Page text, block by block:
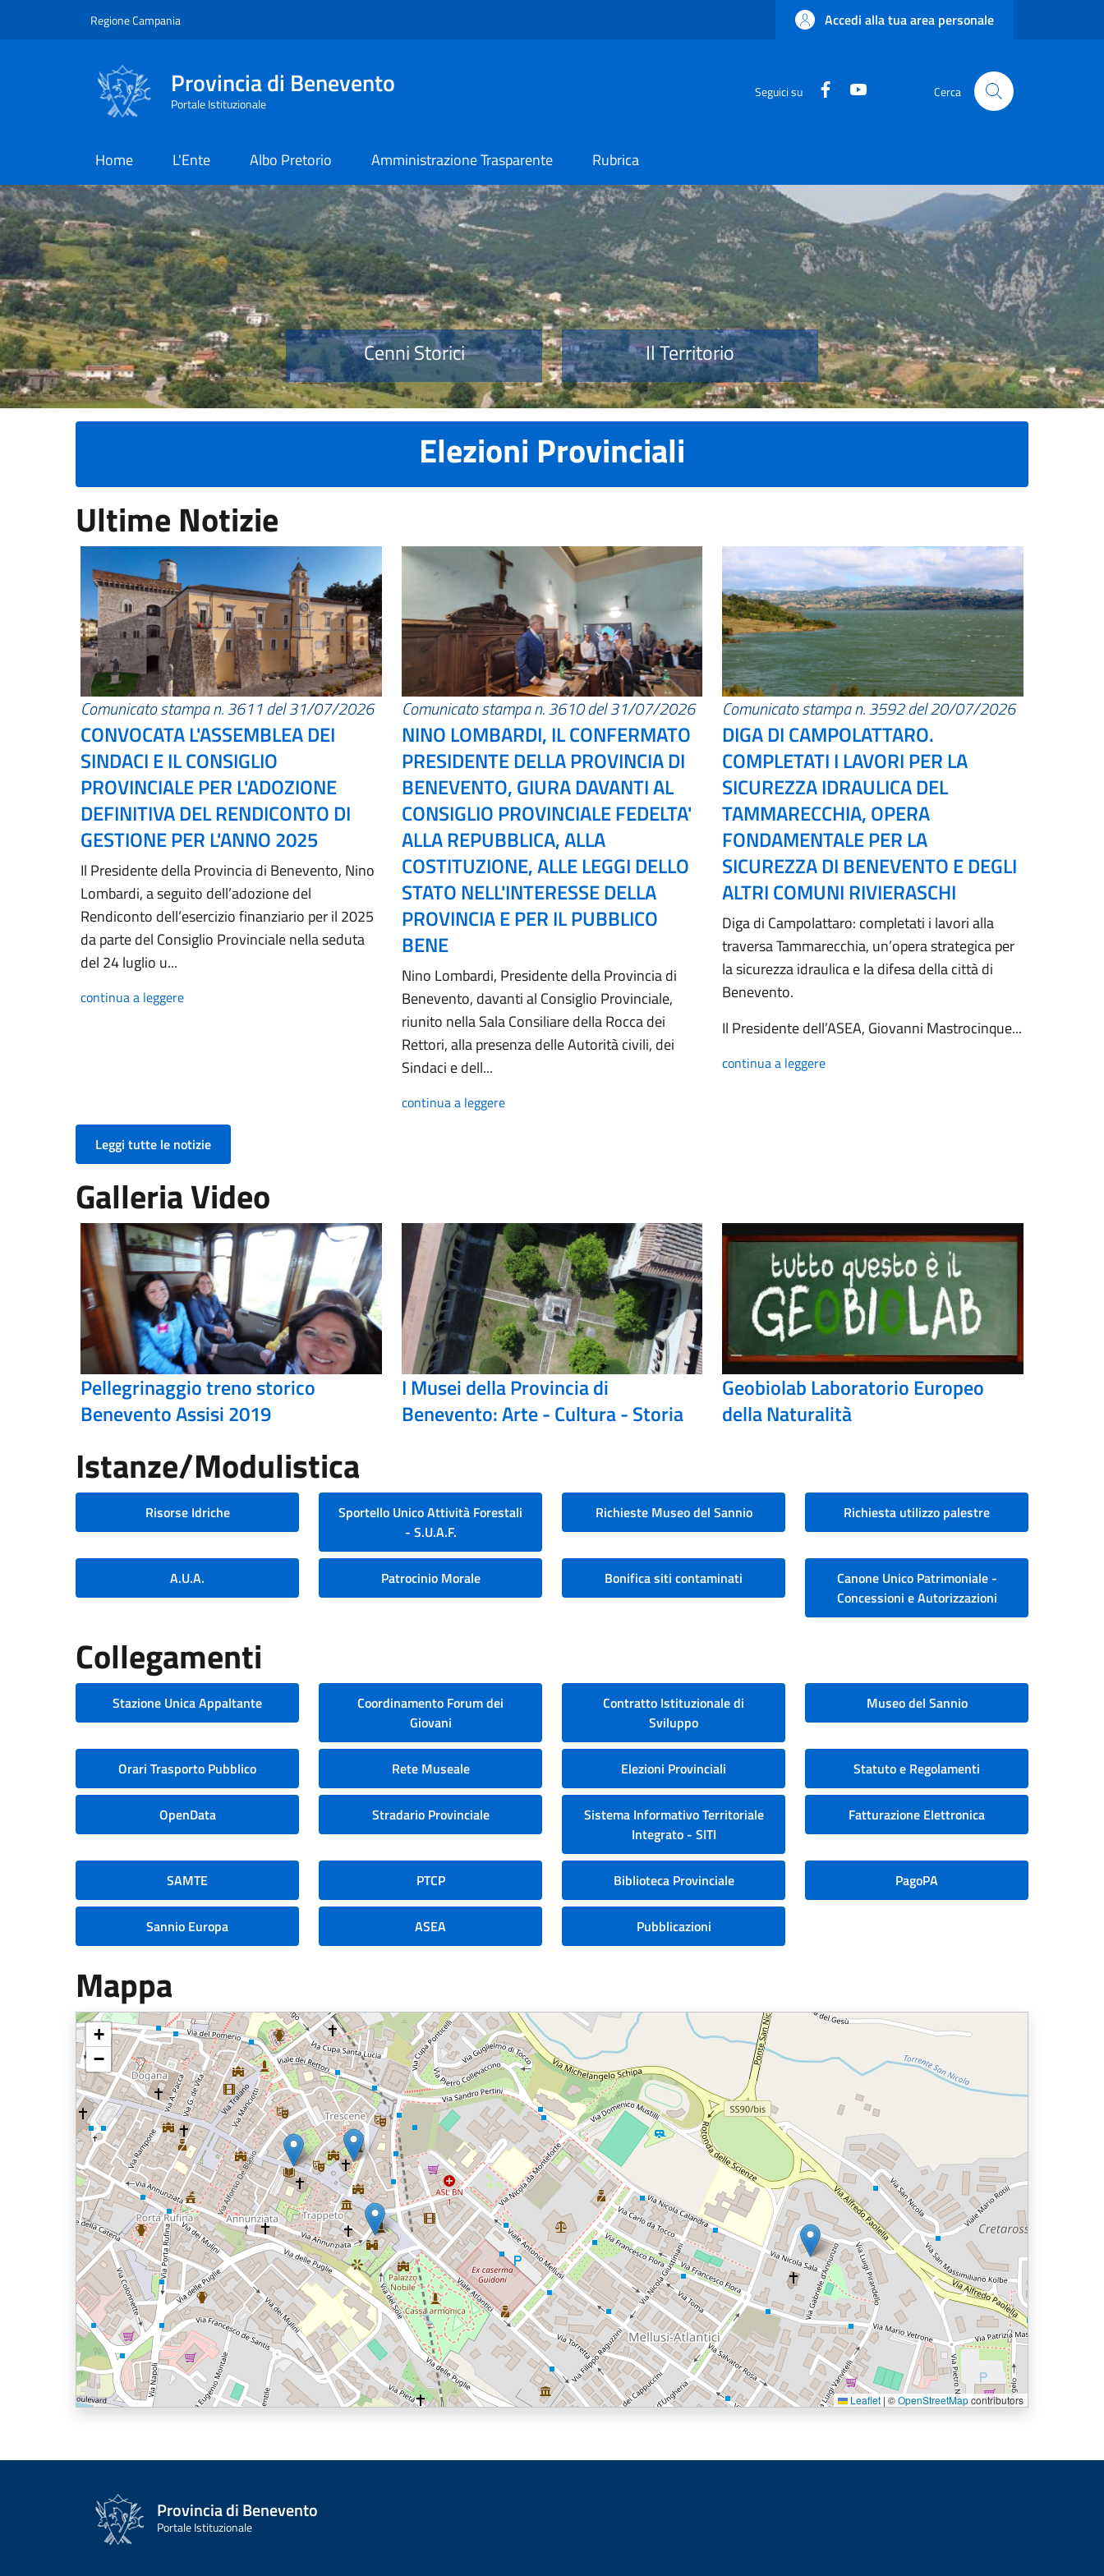
Regione Campania Accedi alla tua area personale
Provincia di Benevento
Portale Istituzionale
Seguici su Facebook Cerca
Home L'Ente Albo Pretorio Amministrazione Trasparente Rubrica
Provincia di Benevento
Cenni Storici Il Territorio
Elezioni Provinciali
Ultime Notizie
Comunicato stampa n. 3611 del 31/07/2026
CONVOCATA L'ASSEMBLEA DEI
SINDACI E IL CONSIGLIO
PROVINCIALE PER L'ADOZIONE
DEFINITIVA DEL RENDICONTO DI
GESTIONE PER L'ANNO 2025
Il Presidente della Provincia di Benevento, Nino
Lombardi, a seguito dell’adozione del
Rendiconto dell’esercizio finanziario per il 2025
da parte del Consiglio Provinciale nella seduta
del 24 luglio u...
continua a leggere
Comunicato stampa n. 3610 del 31/07/2026
NINO LOMBARDI, IL CONFERMATO
PRESIDENTE DELLA PROVINCIA DI
BENEVENTO, GIURA DAVANTI AL
CONSIGLIO PROVINCIALE FEDELTA'
ALLA REPUBBLICA, ALLA
COSTITUZIONE, ALLE LEGGI DELLO
STATO NELL'INTERESSE DELLA
PROVINCIA E PER IL PUBBLICO
BENE
Nino Lombardi, Presidente della Provincia di
Benevento, davanti al Consiglio Provinciale,
riunito nella Sala Consiliare della Rocca dei
Rettori, alla presenza delle Autorità civili, dei
Sindaci e dell...
continua a leggere
Comunicato stampa n. 3592 del 20/07/2026
DIGA DI CAMPOLATTARO.
COMPLETATI I LAVORI PER LA
SICUREZZA IDRAULICA DEL
TAMMARECCHIA, OPERA
FONDAMENTALE PER LA
SICUREZZA DI BENEVENTO E DEGLI
ALTRI COMUNI RIVIERASCHI
Diga di Campolattaro: completati i lavori alla
traversa Tammarecchia, un’opera strategica per
la sicurezza idraulica e la difesa della città di
Benevento.
Il Presidente dell’ASEA, Giovanni Mastrocinque...
continua a leggere
Leggi tutte le notizie
Galleria Video
Pellegrinaggio treno storico
Benevento Assisi 2019
I Musei della Provincia di
Benevento: Arte - Cultura - Storia
Geobiolab Laboratorio Europeo
della Naturalità
Istanze/Modulistica
Risorse Idriche
Sportello Unico Attività Forestali
- S.U.A.F.
Richieste Museo del Sannio Richiesta utilizzo palestre
A.U.A. Patrocinio Morale Bonifica siti contaminati
Canone Unico Patrimoniale -
Concessioni e Autorizzazioni
Collegamenti
Stazione Unica Appaltante
Coordinamento Forum dei
Giovani
Contratto Istituzionale di
Sviluppo
Museo del Sannio
Orari Trasporto Pubblico Rete Museale Elezioni Provinciali Statuto e Regolamenti
OpenData Stradario Provinciale
Sistema Informativo Territoriale
Integrato - SITI
Fatturazione Elettronica
SAMTE PTCP Biblioteca Provinciale PagoPA
Sannio Europa ASEA Pubblicazioni
Mappa
+
−
Leaflet | ©OpenStreetMapcontributors
Provincia di Benevento
Portale Istituzionale